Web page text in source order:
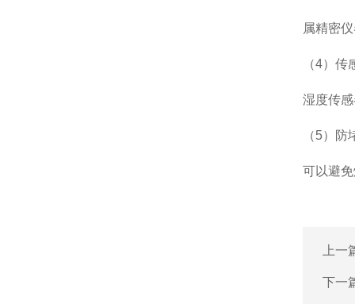
属精密
（4）传
湿度传
（5）
可以避
上一
下一